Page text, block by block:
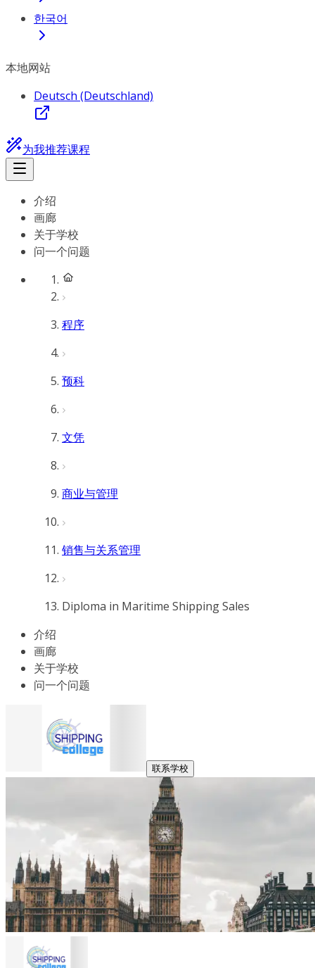
한국어
本地网站
Deutsch (Deutschland)
为我推荐课程
介绍
画廊
关于学校
问一个问题
程序
预科
文凭
商业与管理
销售与关系管理
Diploma in Maritime Shipping Sales
介绍
画廊
关于学校
问一个问题
联系学校